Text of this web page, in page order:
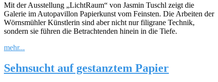
Mit der Ausstellung „LichtRaum“ von Jasmin Tuschl zeigt die
Galerie im Autopavillon Papierkunst vom Feinsten. Die Arbeiten der
Wörnsmühler Künstlerin sind aber nicht nur filigrane Technik,
sondern sie führen die Betrachtenden hinein in die Tiefe.
mehr...
Sehnsucht auf gestanztem Papier